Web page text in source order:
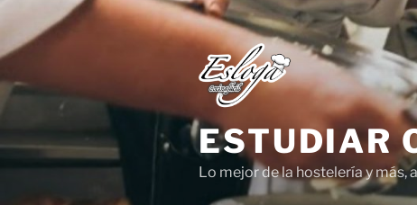
contenido
ESTUDIAR
Lo mejor de la hostelería y más,